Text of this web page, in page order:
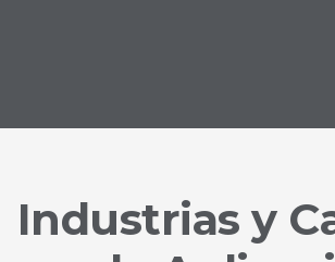
Industrias y